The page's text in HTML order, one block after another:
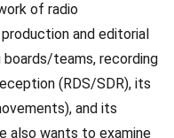
of radio
and editorial
teams, recording
(RDS/SDR), its
and its
also wants to examine